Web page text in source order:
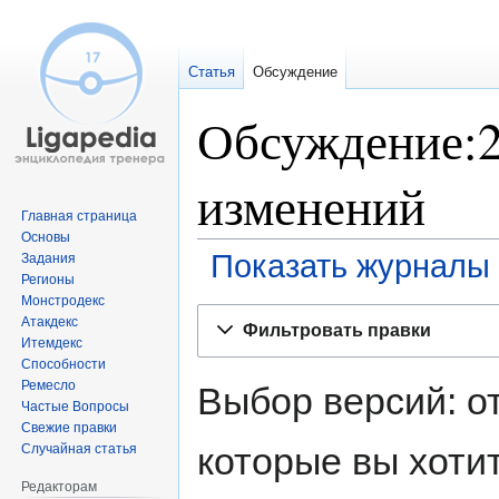
изменений
Показать
Фильтровать правки
Выбор версий:
которые вы
Статья Обсуждение
Главная страница
Основы
Задания
Регионы
Монстродекс
Атакдекс
Итемдекс
Способности
Ремесло
Частые Вопросы
Свежие правки
Случайная статья
Редакторам